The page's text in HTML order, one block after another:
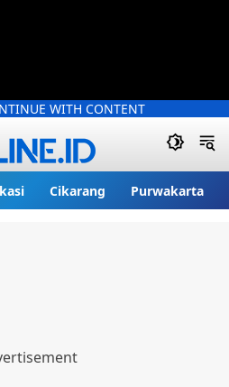
WITH CONTENT
Cikarang Purwakarta